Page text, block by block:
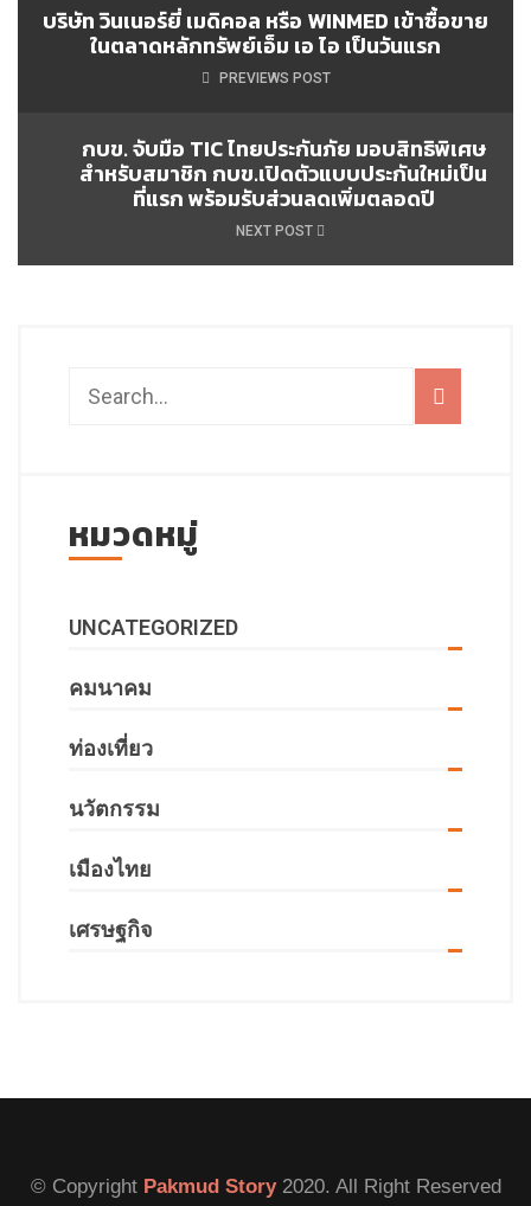
บริษัท วินเนอร์ยี่ เมดิคอล หรือ WINMED เข้าซื้อขาย
ในตลาดหลักทรัพย์เอ็ม เอ ไอ เป็นวันแรก
PREVIEWS POST
กบข. จับมือ TIC ไทยประกันภัย มอบสิทธิพิเศษ
สำหรับสมาชิก กบข.เปิดตัวแบบประกันใหม่เป็น
ที่แรก พร้อมรับส่วนลดเพิ่มตลอดปี
NEXT POST
หมวดหมู่
UNCATEGORIZED
คมนาคม
ท่องเที่ยว
นวัตกรรม
เมืองไทย
เศรษฐกิจ
© Copyright Pakmud Story2020. All Right Reserved